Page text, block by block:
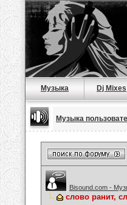
Музыка Dj Mixes
Музыка
Bisound.com -
слово ранит,